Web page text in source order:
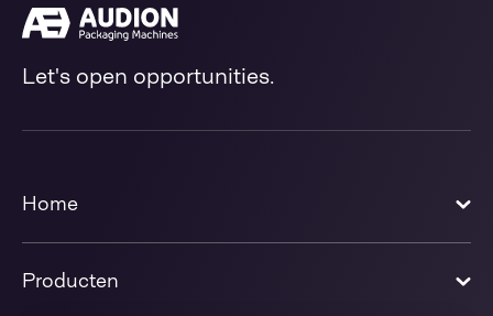
Let's open opportunities.
Home
Producten